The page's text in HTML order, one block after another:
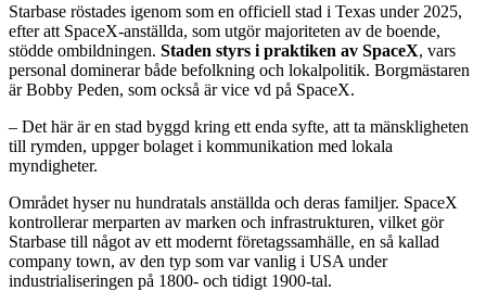
Starbase röstades igenom som en officiell stad i Texas under 2025,
efter att SpaceX-anställda, som utgör majoriteten av de boende,
stödde ombildningen. Staden styrs i praktiken av SpaceX, vars
personal dominerar både befolkning och lokalpolitik. Borgmästaren
är Bobby Peden, som också är vice vd på SpaceX.
– Det här är en stad byggd kring ett enda syfte, att ta mänskligheten
till rymden, uppger bolaget i kommunikation med lokala
myndigheter.
Området hyser nu hundratals anställda och deras familjer. SpaceX
kontrollerar merparten av marken och infrastrukturen, vilket gör
Starbase till något av ett modernt företagssamhälle, en så kallad
company town, av den typ som var vanlig i USA under
industrialiseringen på 1800- och tidigt 1900-tal.